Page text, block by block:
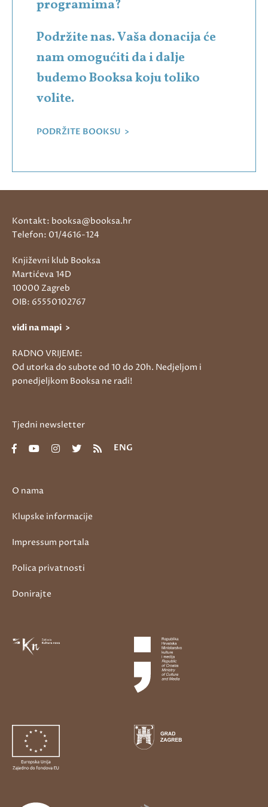
programima?
Podržite nas. Vaša donacija će
nam omogućiti da i dalje
budemo Booksa koju toliko
volite.
PODRŽITE BOOKSU >
O nama
Klupske informacije
Impressum portala
Polica privatnosti
Donirajte
Kontakt: booksa@booksa.hr
Telefon: 01/4616-124
Književni klub Booksa
Martićeva 14D
10000 Zagreb
OIB: 65550102767
vidi na mapi >
RADNO VRIJEME:
Od utorka do subote od 10 do 20h. Nedjeljom i
ponedjeljkom Booksa ne radi!
Tjedni newsletter
ENG